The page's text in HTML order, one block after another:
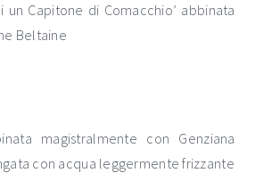
un Capitone di Comacchio’ abbinata
Beltaine
magistralmente con Genziana
con acqua leggermente frizzante